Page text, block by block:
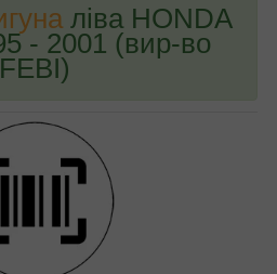
ліва HONDA
- 2001 (вир-во
FEBI)